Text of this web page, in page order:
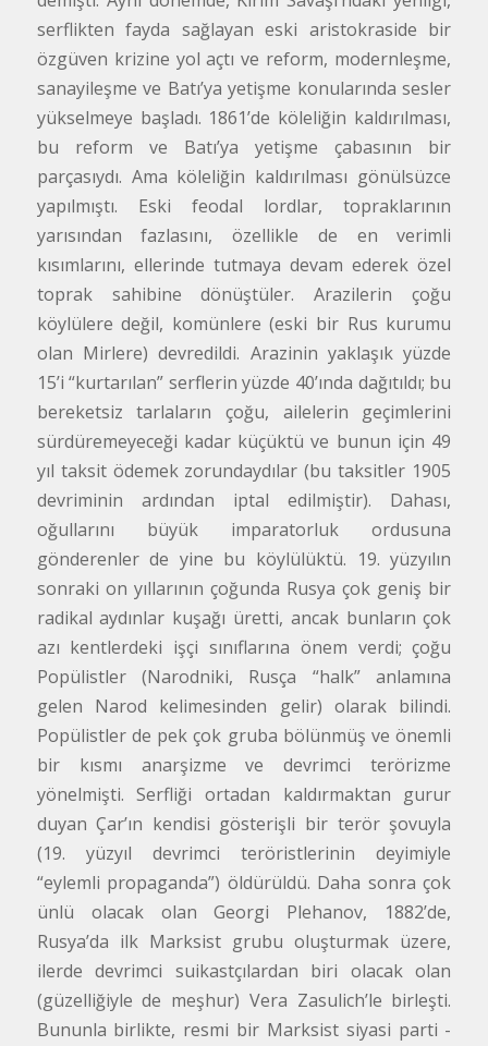
serflikten fayda sağlayan eski aristokraside bir
özgüven krizine yol açtı ve reform, modernleşme,
sanayileşme ve Batı’ya yetişme konularında sesler
yükselmeye başladı. 1861’de köleliğin kaldırılması,
bu reform ve Batı’ya yetişme çabasının bir
parçasıydı. Ama köleliğin kaldırılması gönülsüzce
yapılmıştı. Eski feodal lordlar, topraklarının
yarısından fazlasını, özellikle de en verimli
kısımlarını, ellerinde tutmaya devam ederek özel
toprak sahibine dönüştüler. Arazilerin çoğu
köylülere değil, komünlere (eski bir Rus kurumu
olan Mirlere) devredildi. Arazinin yaklaşık yüzde
15’i “kurtarılan” serflerin yüzde 40’ında dağıtıldı; bu
bereketsiz tarlaların çoğu, ailelerin geçimlerini
sürdüremeyeceği kadar küçüktü ve bunun için 49
yıl taksit ödemek zorundaydılar (bu taksitler 1905
devriminin ardından iptal edilmiştir). Dahası,
oğullarını büyük imparatorluk ordusuna
gönderenler de yine bu köylülüktü. 19. yüzyılın
sonraki on yıllarının çoğunda Rusya çok geniş bir
radikal aydınlar kuşağı üretti, ancak bunların çok
azı kentlerdeki işçi sınıflarına önem verdi; çoğu
Popülistler (Narodniki, Rusça “halk” anlamına
gelen Narod kelimesinden gelir) olarak bilindi.
Popülistler de pek çok gruba bölünmüş ve önemli
bir kısmı anarşizme ve devrimci terörizme
yönelmişti. Serfliği ortadan kaldırmaktan gurur
duyan Çar’ın kendisi gösterişli bir terör şovuyla
(19. yüzyıl devrimci teröristlerinin deyimiyle
“eylemli propaganda”) öldürüldü. Daha sonra çok
ünlü olacak olan Georgi Plehanov, 1882’de,
Rusya’da ilk Marksist grubu oluşturmak üzere,
ilerde devrimci suikastçılardan biri olacak olan
(güzelliğiyle de meşhur) Vera Zasulich’le birleşti.
Bununla birlikte, resmi bir Marksist siyasi parti -